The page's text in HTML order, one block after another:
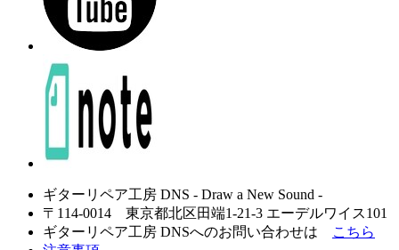
ギターリペア工房 DNS - Draw a New Sound -
〒114-0014 東京都北区田端1-21-3 エーデルワイス101
ギターリペア工房 DNSへのお問い合わせは
こちら